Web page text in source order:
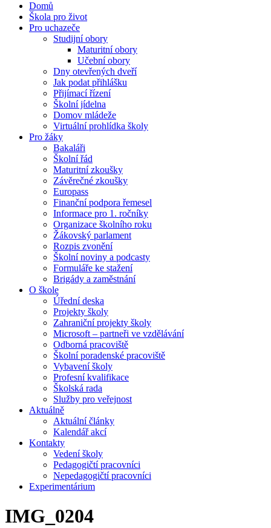
Domů
Škola pro život
Pro uchazeče
Studijní obory
Maturitní obory
Učební obory
Dny otevřených dveří
Jak podat přihlášku
Přijímací řízení
Školní jídelna
Domov mládeže
Virtuální prohlídka školy
Pro žáky
Bakaláři
Školní řád
Maturitní zkoušky
Závěrečné zkoušky
Europass
Finanční podpora řemesel
Informace pro 1. ročníky
Organizace školního roku
Žákovský parlament
Rozpis zvonění
Školní noviny a podcasty
Formuláře ke stažení
Brigády a zaměstnání
O škole
Úřední deska
Projekty školy
Zahraniční projekty školy
Microsoft – partneři ve vzdělávání
Odborná pracoviště
Školní poradenské pracoviště
Vybavení školy
Profesní kvalifikace
Školská rada
Služby pro veřejnost
Aktuálně
Aktuální články
Kalendář akcí
Kontakty
Vedení školy
Pedagogičtí pracovníci
Nepedagogičtí pracovníci
Experimentárium
IMG_0204